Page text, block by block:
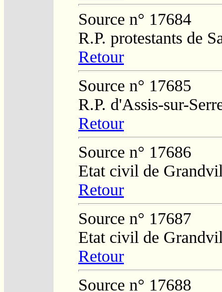
Source n° 17684
R.P. protestants de
Retour
Source n° 17685
R.P. d'Assis-sur-
Retour
Source n° 17686
Etat civil de
Retour
Source n° 17687
Etat civil de
Retour
Source n° 17688